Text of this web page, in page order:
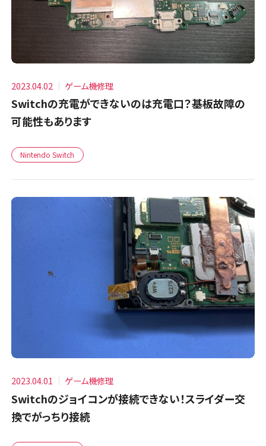
2023.04.02 ゲーム機修理
Switchの充電ができないのは充電口？基板故障の
可能性もあります
Nintendo Switch
2023.04.01 ゲーム機修理
Switchのジョイコンが接続できない！スライダー交
換でがっちり接続